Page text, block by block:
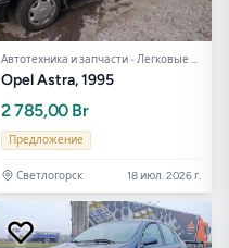
Автотехника и запчасти - Легковые авто
Opel Astra, 1995
2 785,00 Br
Предложение
Светлогорск 18 июл. 2026 г.